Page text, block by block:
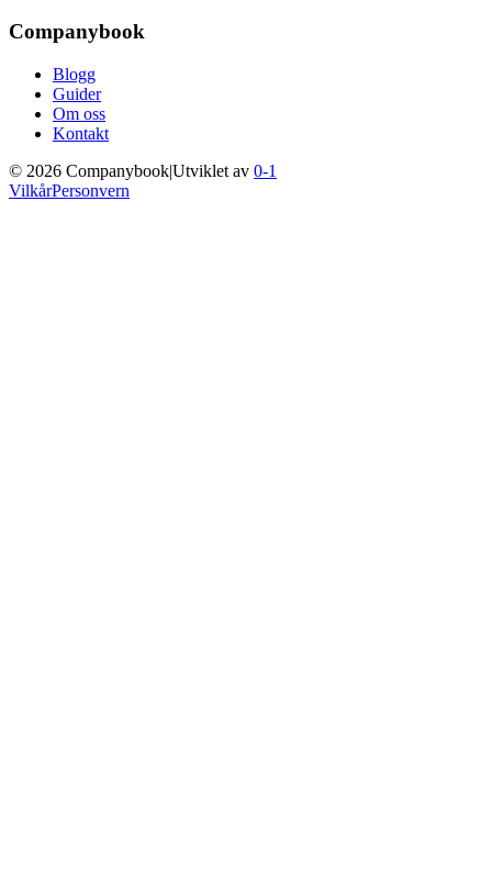
Companybook
Blogg
Guider
Om oss
Kontakt
© 2026 Companybook|Utviklet av 0-1
VilkårPersonvern